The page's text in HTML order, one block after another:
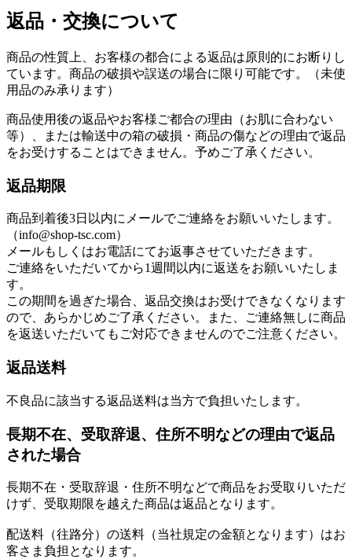
返品・交換について
商品の性質上、お客様の都合による返品は原則的にお断りし
ています。商品の破損や誤送の場合に限り可能です。（未使
用品のみ承ります）
商品使用後の返品やお客様ご都合の理由（お肌に合わない
等）、または輸送中の箱の破損・商品の傷などの理由で返品
をお受けすることはできません。予めご了承ください。
返品期限
商品到着後3日以内にメールでご連絡をお願いいたします。
（info@shop-tsc.com）
メールもしくはお電話にてお返事させていただきます。
ご連絡をいただいてから1週間以内に返送をお願いいたしま
す。
この期間を過ぎた場合、返品交換はお受けできなくなります
ので、あらかじめご了承ください。また、ご連絡無しに商品
を返送いただいてもご対応できませんのでご注意ください。
返品送料
不良品に該当する返品送料は当方で負担いたします。
長期不在、受取辞退、住所不明などの理由で返品
された場合
長期不在・受取辞退・住所不明などで商品をお受取りいただ
けず、受取期限を越えた商品は返品となります。
配送料（往路分）の送料（当社規定の金額となります）はお
客さま負担となります。